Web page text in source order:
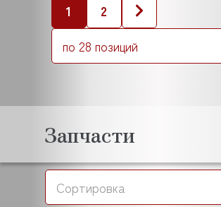
1
2
по 28 позиций
Запчасти
Сортировка